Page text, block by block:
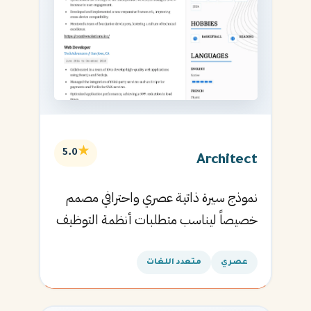
Architect
★
5.0
نموذج سيرة ذاتية عصري واحترافي مصمم
خصيصاً ليناسب متطلبات أنظمة التوظيف
القادمة.
عصري متعدد اللغات